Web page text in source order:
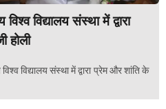
विद्यालय संस्था में द्वारा
होली
विद्यालय संस्था में द्वारा प्रेम और शांति के